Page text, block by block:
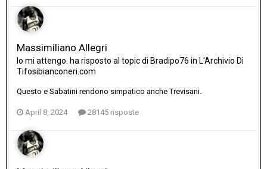
Massimiliano Allegri
Io mi attengo. ha risposto al topic di Bradipo76 in L'Archivio Di
Tifosibianconeri.com
Questo e Sabatini rendono simpatico anche Trevisani.
April 8, 2024 28145 risposte